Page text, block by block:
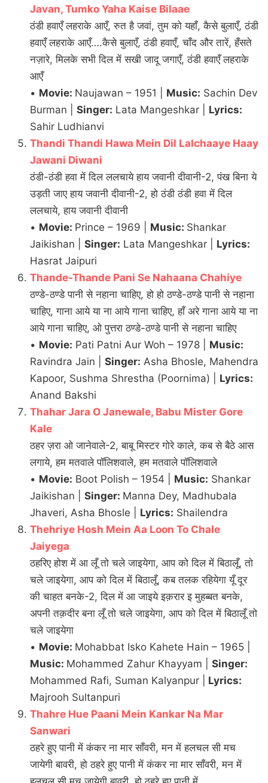
Javan, Tumko Yaha Kaise Bilaae
ठंडी हवाएँ लहराके आएँ, रुत है जवां, तुम को यहाँ, कैसे बुलाएँ, ठंडी
हवाएँ लहराके आएँ….कैसे बुलाएँ, ठंडी हवाएँ, चाँद और तारें, हँसते
नज़ारे, मिलके सभी दिल में सखी जादू जगाएँ, ठंडी हवाएँ लहराके
आएँ
• Movie: Naujawan – 1951 | Music: Sachin Dev
Burman | Singer: Lata Mangeshkar | Lyrics:
Sahir Ludhianvi
Thandi Thandi Hawa Mein Dil Lalchaaye Haay
Jawani Diwani
ठंडी-ठंडी हवा में दिल ललचाये हाय जवानी दीवानी-2, पंख बिना ये
उड़ती जाए हाय जवानी दीवानी-2, हो ठंडी ठंडी हवा में दिल
ललचाये, हाय जवानी दीवानी
• Movie: Prince – 1969 | Music: Shankar
Jaikishan | Singer: Lata Mangeshkar | Lyrics:
Hasrat Jaipuri
Thande-Thande Pani Se Nahaana Chahiye
ठण्डे-ठण्डे पानी से नहाना चाहिए, हो हो ठण्डे-ठण्डे पानी से नहाना
चाहिए, गाना आये या ना आये गाना चाहिए, हाँ अरे गाना आये या ना
आये गाना चाहिए, ओ पुत्तरा ठण्डे-ठण्डे पानी से नहाना चाहिए
• Movie: Pati Patni Aur Woh – 1978 | Music:
Ravindra Jain | Singer: Asha Bhosle, Mahendra
Kapoor, Sushma Shrestha (Poornima) | Lyrics:
Anand Bakshi
Thahar Jara O Janewale, Babu Mister Gore
Kale
ठहर ज़रा ओ जानेवाले-2, बाबू मिस्टर गोरे काले, कब से बैठे आस
लगाये, हम मतवाले पॉलिशवाले, हम मतवाले पॉलिशवाले
• Movie: Boot Polish – 1954 | Music: Shankar
Jaikishan | Singer: Manna Dey, Madhubala
Jhaveri, Asha Bhosle | Lyrics: Shailendra
Thehriye Hosh Mein Aa Loon To Chale
Jaiyega
ठहरिए होश में आ लूँ तो चले जाइयेगा, आप को दिल में बिठालूँ, तो
चले जाइयेगा, आप को दिल में बिठालूँ, कब तलक रहियेगा यूँ दूर
की चाहत बनके-2, दिल में आ जाइये इक़रार इ मुहब्बत बनके,
अपनी तक़दीर बना लूँ तो चले जाइयेगा, आप को दिल में बिठालूँ तो
चले जाइयेगा
• Movie: Mohabbat Isko Kahete Hain – 1965 |
Music: Mohammed Zahur Khayyam | Singer:
Mohammed Rafi, Suman Kalyanpur |
Lyrics:
Majrooh Sultanpuri
Thahre Hue Paani Mein Kankar Na Mar
Sanwari
ठहरे हुए पानी में कंकर ना मार साँवरी, मन में हलचल सी मच
जायेगी बावरी, हो ठहरे हुए पानी में कंकर ना मार साँवरी, मन में